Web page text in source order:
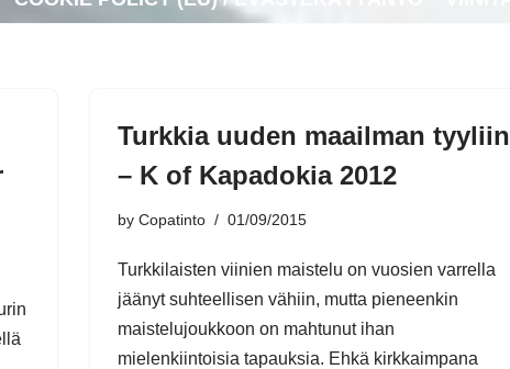
Turkkia uuden maailman tyyliin
– K of Kapadokia 2012
by Copatinto 01/09/2015
Turkkilaisten viinien maistelu on vuosien varrella
jäänyt suhteellisen vähiin, mutta pieneenkin
maistelujoukkoon on mahtunut ihan
mielenkiintoisia tapauksia. Ehkä kirkkaimpana